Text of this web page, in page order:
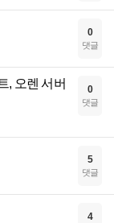
0
댓글
, 오렌 서버
0
댓글
5
댓글
4